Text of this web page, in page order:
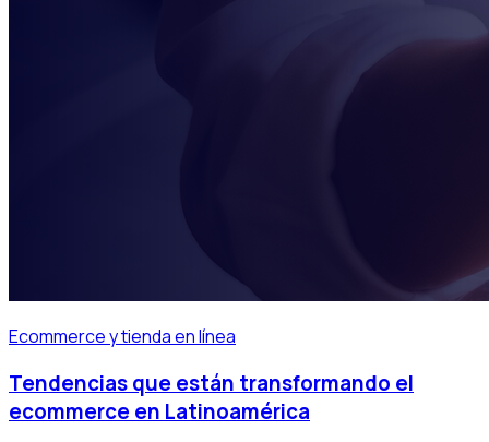
Ecommerce y tienda en línea
Tendencias que están transformando el
ecommerce en Latinoamérica